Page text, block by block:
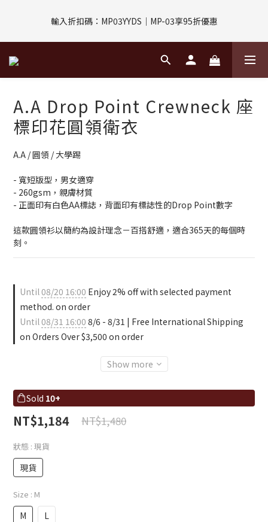
金
輸入折扣碼：MP03YYDS｜MP-03享95折優惠
指定付款方式｜即享2%回饋(信用卡、APPLE PAY、LINE PAY)
評價回饋｜訂單完成後7天內填寫5字以上評價，即可獲得$30購物
金
A.A Drop Point Crewneck 座
標印花圓領衛衣
A.A / 圓領 / 大學踢
- 寬短版型，男女適穿
- 260gsm，親膚材質
- 正面印有白色AA標誌，背面印有標誌性的Drop Point數字
這款圓領衫以簡約為設計理念－百搭舒適，適合365天的每個時
刻。
Until08/20 16:00 Enjoy 2% off with selected payment
method. on order
Until08/31 16:00 8/6 - 8/31 | Free International Shipping
on Orders Over $3,500 on order
Show more
Sold 10+
NT$1,184 NT$1,480
狀態 : 現貨
現貨
Size : M
M L